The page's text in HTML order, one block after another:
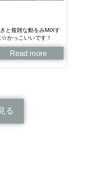
と複雑な動をみMIXす
かっこいいです！
Read more
る